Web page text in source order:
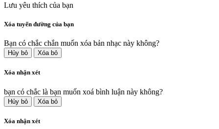
Lưu yêu thích của bạn
Xóa tuyến đường của bạn
Bạn có chắc chắn muốn xóa bản nhạc này không?
Hủy bỏ Xóa bỏ
Xóa nhận xét
bạn có chắc là bạn muốn xoá bình luận này không?
Hủy bỏ Xóa bỏ
Xóa nhận xét